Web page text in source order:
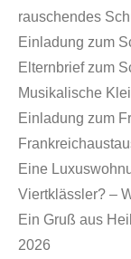
rauschendes
Einladung zum
Elternbrief zum
Musikalische
Einladung zum
Eine
Viertklässler? –
Ein Gruß aus
2026